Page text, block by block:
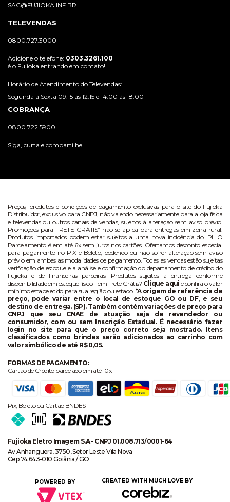
SAC@FUJIOKA.INF.BR
TELEVENDAS
0800.727.3000
Adicione o telefone: 0303.3261.100
é o Fujioka entrando em contato!
Horário de Atendimento do Televendas:
Segunda à Sexta 09:15 às 12:15 e 14:00 às 18:00
COBRANÇA
0800.722.5900
Siga, curta e compartilhe
Preços, produtos e condições de pagamento exclusivas para o site do Fujioka
Distribuidor, exclusivo para CNPJ, não valendo necessariamente para a loja física
e televendas ou outros canais de vendas, sujeitos à alteração sem aviso prévio.
Promoções para FRETE GRÁTIS* não se aplica para entregas em zona rural.
Produtos importados podem estar sujeitos a uma nova incidência do IPI. O
Parcelamento é em até 6x sem juros nos cartões. Ofertamos desconto especial
para pagamento no PIX e Boleto, podendo ou não sofrer alteração sem aviso
prévio em ambas as modalidades de pagamento. Todas as vendas estão sujeitas
verificação de estoque e a análise e confirmação do departamento de crédito do
Fujioka e de financeiras parceiras. Produtos sujeitos a entrega conforme
disponibilidade em estoque físico. Tem Frete Grátis? Clique aqui e confira o valor
mínimo estabelecido para sua região ou estado. *A origem de referência de
preço, pode variar entre o local de estoque GO ou DF, e seu
destino de entrega. (SP). Também contém variações de preço para
CNPJ que seu CNAE de atuação seja de revendedor ou
consumidor, com ou sem Inscrição Estadual. É necessário fazer
login no site para que o preço correto seja mostrado. Itens
classificados como brindes serão adicionados ao carrinho com
valor simbólico de até R$ 0,05.
FORMAS DE PAGAMENTO:
Cartão de Crédito parcelado em até 10x
Pix, Boleto ou Cartão BNDES
Fujioka Eletro Imagem S.A - CNPJ 01.008.713/0001-64
Av Anhanguera, 3750, Setor Leste Vila Nova
Cep 74.643-010 Goiânia / GO
POWERED BY CREATED WITH MUCH LOVE BY